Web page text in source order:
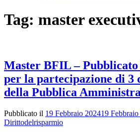
Tag: master
Master BFIL –
per la partecipazione di 3
della Pubblica
Pubblicato il 19 Febbraio 202419
Dirittodelrisparmio